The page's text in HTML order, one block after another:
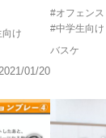
け
01/20
#オフェンス
#中学生向け
バスケ